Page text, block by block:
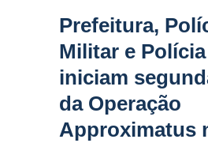
Prefeitura,
Militar e
iniciam
da Operação
Approximatus